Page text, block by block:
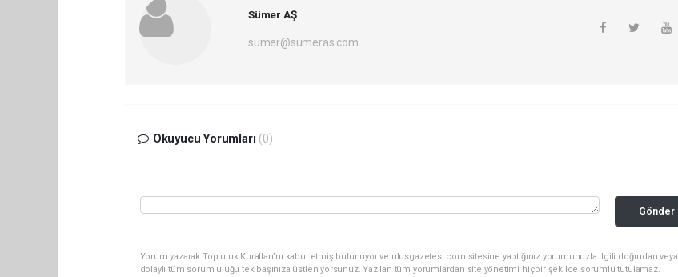
Sümer AŞ
sumer@sumeras.com
Okuyucu Yorumları (0)
Gönder
Yorum yazarak Topluluk Kuralları’nı kabul etmiş bulunuyor ve ulusgazetesi.com sitesine yaptığınız yorumunuzla ilgili doğrudan veya
dolaylı tüm sorumluluğu tek başınıza üstleniyorsunuz. Yazılan tüm yorumlardan site yönetimi hiçbir şekilde sorumlu tutulamaz.